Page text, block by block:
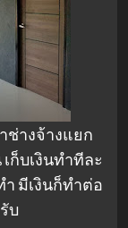
ช่างจ้างแยก
ก็บเงินทำทีละ
มีเงินก็ทำต่อ
บ